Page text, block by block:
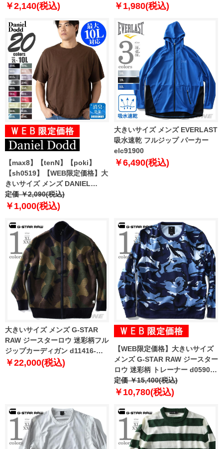
t190294
￥2,140(税込)
009006
￥1,980(税込)
【max8】【tenN】【poki】
【sh0519】【WEB限定価格】大
きいサイズ メンズ DANIEL
DODD 半袖 Tシャツ 無地 半袖T
シャツ 10L対応 azt-009005 緊急
定価 ￥2,090(税込)
￥1,000(税込)
大きいサイズ メンズ EVERLAST
吸水速乾 フルジップ パーカー
elc91900
￥6,490(税込)
大きいサイズ メンズ G-STAR
RAW ジースターロウ 迷彩柄フル
ジップカーディガン d11416-
2340
￥22,000(税込)
【WEB限定価格】大きいサイズ
メンズ G-STAR RAW ジースター
ロウ 迷彩柄 トレーナー d05901-
9646
定価 ￥15,400(税込)
￥10,780(税込)